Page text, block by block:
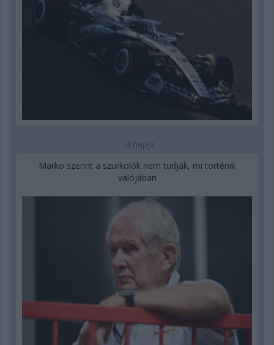
4 napja
Marko szerint a szurkolók nem tudják, mi történik
valójában